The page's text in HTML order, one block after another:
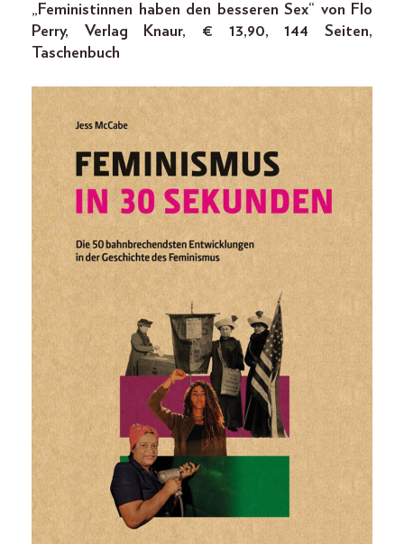
„Feministinnen haben den besseren Sex“ von Flo
Perry, Verlag Knaur, € 13,90, 144 Seiten,
Taschenbuch